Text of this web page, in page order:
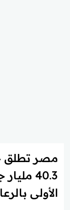
مصر تطلق
40.3
الأولى